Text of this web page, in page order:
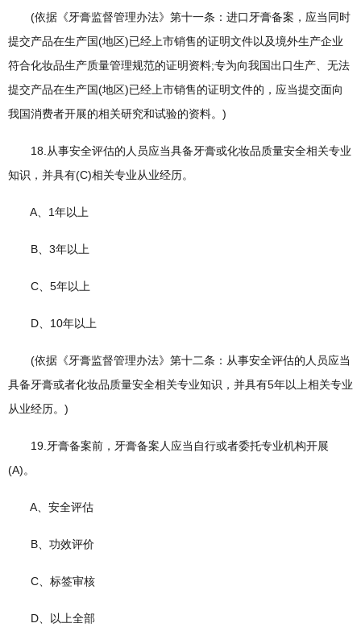
(依据《牙膏监督管理办法》第十一条：进口牙膏备案，应当同时
提交产品在生产国(地区)已经上市销售的证明文件以及境外生产企业
符合化妆品生产质量管理规范的证明资料;专为向我国出口生产、无法
提交产品在生产国(地区)已经上市销售的证明文件的，应当提交面向
我国消费者开展的相关研究和试验的资料。)
18.从事安全评估的人员应当具备牙膏或化妆品质量安全相关专业
知识，并具有(C)相关专业从业经历。
A、1年以上
B、3年以上
C、5年以上
D、10年以上
(依据《牙膏监督管理办法》第十二条：从事安全评估的人员应当
具备牙膏或者化妆品质量安全相关专业知识，并具有5年以上相关专业
从业经历。)
19.牙膏备案前，牙膏备案人应当自行或者委托专业机构开展
(A)。
A、安全评估
B、功效评价
C、标签审核
D、以上全部